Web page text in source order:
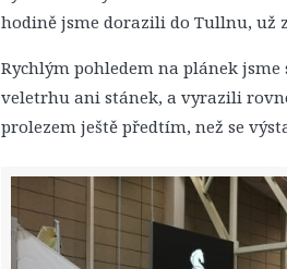
hodině jsme dorazili do Tullnu, už
Rychlým pohledem na plánek
veletrhu ani stánek, a vyrazili
prolezem ještě předtím, než se